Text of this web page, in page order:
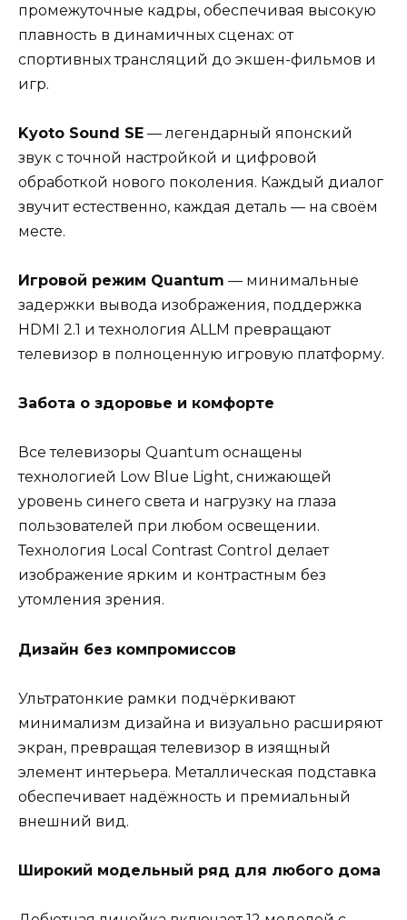
промежуточные кадры, обеспечивая высокую
плавность в динамичных сценах: от
спортивных трансляций до экшен-фильмов и
игр.
Kyoto Sound SE — легендарный японский
звук с точной настройкой и цифровой
обработкой нового поколения. Каждый диалог
звучит естественно, каждая деталь — на своём
месте.
Игровой режим Quantum — минимальные
задержки вывода изображения, поддержка
HDMI 2.1 и технология ALLM превращают
телевизор в полноценную игровую платформу.
Забота о здоровье и комфорте
Все телевизоры Quantum оснащены
технологией Low Blue Light, снижающей
уровень синего света и нагрузку на глаза
пользователей при любом освещении.
Технология Local Contrast Control делает
изображение ярким и контрастным без
утомления зрения.
Дизайн без компромиссов
Ультратонкие рамки подчёркивают
минимализм дизайна и визуально расширяют
экран, превращая телевизор в изящный
элемент интерьера. Металлическая подставка
обеспечивает надёжность и премиальный
внешний вид.
Широкий модельный ряд для любого дома